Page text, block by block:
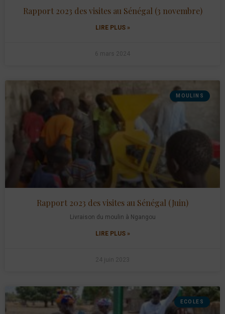
Rapport 2023 des visites au Sénégal (3 novembre)
LIRE PLUS »
6 mars 2024
MOULINS
Rapport 2023 des visites au Sénégal (Juin)
Livraison du moulin à Ngangou
LIRE PLUS »
24 juin 2023
ECOLES